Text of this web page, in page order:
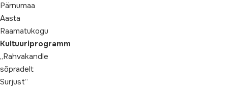
Pärnumaa
Aasta
Raamatukogu
Kultuuriprogramm
„Rahvakandle
sõpradelt
Surjust“